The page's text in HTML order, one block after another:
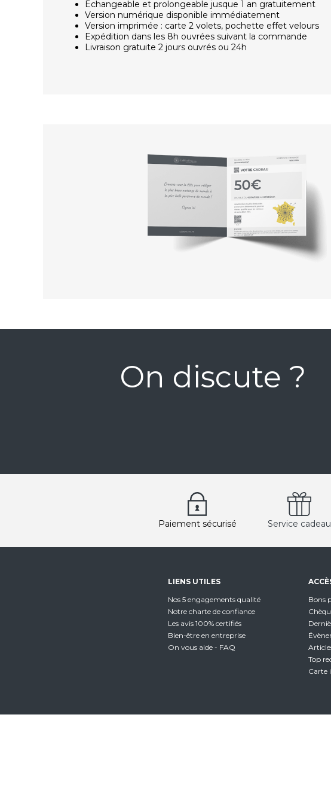
Échangeable et prolongeable jusque 1 an gratuitement
Version numérique disponible immédiatement
Version imprimée : carte 2 volets, pochette effet velours
Expédition dans les 8h ouvrées suivant la commande
Livraison gratuite 2 jours ouvrés ou 24h
On discute ?
Paiement sécurisé Service cadeau
LIENS UTILES
Nos 5 engagements qualité
Notre charte de confiance
Les avis 100% certifiés
Bien-être en entreprise
On vous aide - FAQ
Bons
Top
Carte